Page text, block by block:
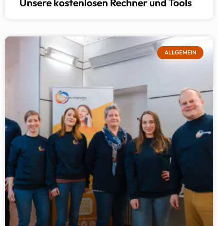
Unsere kostenlosen Rechner und Tools
ALLGEMEIN